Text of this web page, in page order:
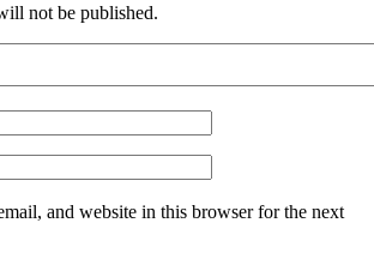
not be published.
and website in this browser for the next